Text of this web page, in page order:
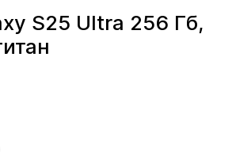
S25 Ultra 256 Гб,